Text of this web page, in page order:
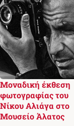
Μοναδική έκθεση
φωτογραφίας του
Νίκου Αλιάγα στο
Μουσείο Άλατος